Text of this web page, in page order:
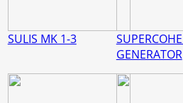
SULIS MK 1-3
GENERATOR